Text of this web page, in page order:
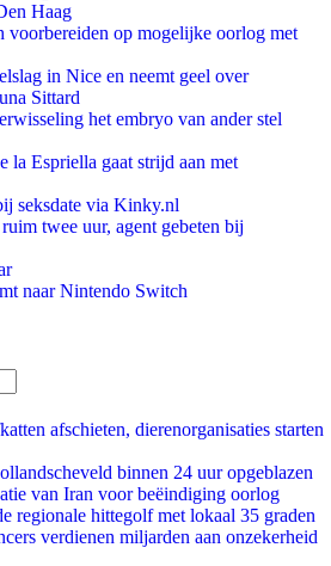
Haag
voorbereiden op mogelijke oorlog met
in Nice en neemt geel over
Sittard
het embryo van ander stel
la Espriella gaat strijd aan met
seksdate via Kinky.nl
twee uur, agent gebeten bij
naar Nintendo Switch
afschieten, dierenorganisaties starten
binnen 24 uur opgeblazen
van Iran voor beëindiging oorlog
regionale hittegolf met lokaal 35 graden
verdienen miljarden aan onzekerheid